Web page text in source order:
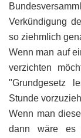
Verkündigung
so ziehmlich
Wenn man auf
verzichten
"Grundgesetz
Stunde
Wenn man
dann wäre